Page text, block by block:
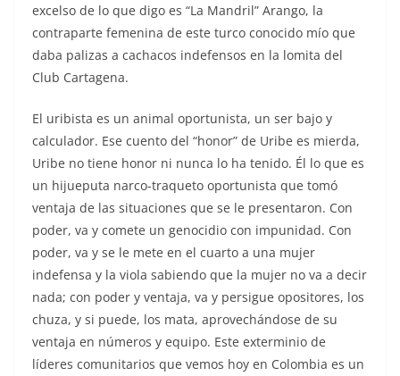
excelso de lo que digo es “La Mandril” Arango, la
contraparte femenina de este turco conocido mío que
daba palizas a cachacos indefensos en la lomita del
Club Cartagena.
El uribista es un animal oportunista, un ser bajo y
calculador. Ese cuento del “honor” de Uribe es mierda,
Uribe no tiene honor ni nunca lo ha tenido. Él lo que es
un hijueputa narco-traqueto oportunista que tomó
ventaja de las situaciones que se le presentaron. Con
poder, va y comete un genocidio con impunidad. Con
poder, va y se le mete en el cuarto a una mujer
indefensa y la viola sabiendo que la mujer no va a decir
nada; con poder y ventaja, va y persigue opositores, los
chuza, y si puede, los mata, aprovechándose de su
ventaja en números y equipo. Este exterminio de
líderes comunitarios que vemos hoy en Colombia es un